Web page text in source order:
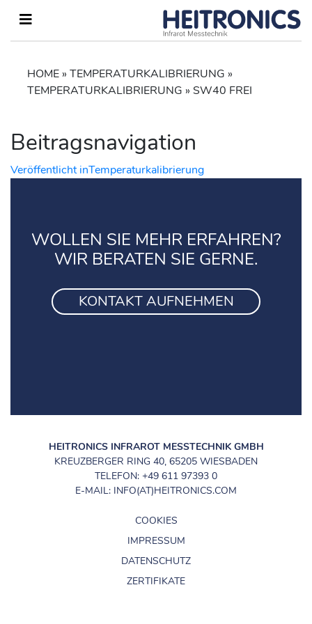
HOME » TEMPERATURKALIBRIERUNG »
TEMPERATURKALIBRIERUNG » SW40 FREI
Beitragsnavigation
Veröffentlicht inTemperaturkalibrierung
WOLLEN SIE MEHR ERFAHREN?
WIR BERATEN SIE GERNE.
KONTAKT AUFNEHMEN
HEITRONICS INFRAROT MESSTECHNIK GMBH
KREUZBERGER RING 40, 65205 WIESBADEN
TELEFON: +49 611 97393 0
E-MAIL: INFO(AT)HEITRONICS.COM
COOKIES
IMPRESSUM
DATENSCHUTZ
ZERTIFIKATE